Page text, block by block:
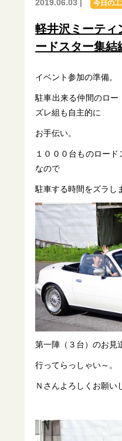
2019.06.03 | 今日の
軽井沢ミーテ
ードスター集結
イベント参加の準備。
駐車出来る仲間のロ
ズレ組も自主的に
お手伝い。
１０００台ものロー
なので
駐車する時間をズラし
第一陣（３台）のお見
行ってらっしゃい～。
Ｎさんよろしくお願い